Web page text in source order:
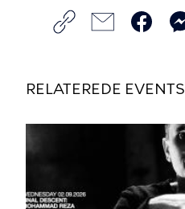
RELATEREDE EVENTS